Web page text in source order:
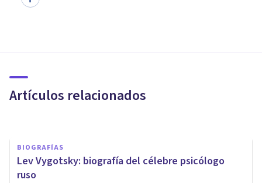
Artículos relacionados
Genética
BIOGRAFÍAS
Lev Vygotsky: biografía del célebre psicólogo
ruso